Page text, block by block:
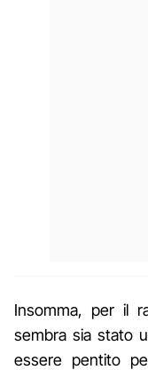
Insomma, per il
sembra sia stato
essere pentito